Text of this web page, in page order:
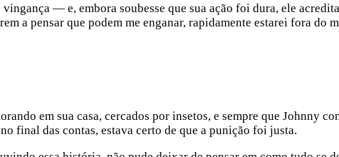
— e, embora soubesse que sua ação foi dura, ele
a pensar que podem me enganar, rapidamente estarei fora
em sua casa, cercados por insetos, e sempre que Johnny
final das contas, estava certo de que a punição foi justa.